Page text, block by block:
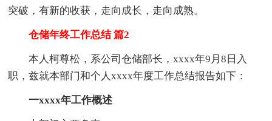
突破，有新的收获，走向成长，走向成熟。
仓储年终工作总结 篇2
本人柯尊松，系公司仓储部长，xxxx年9月8日入
职，兹就本部门和个人xxxx年度工作总结报告如下：
一xxxx年工作概述